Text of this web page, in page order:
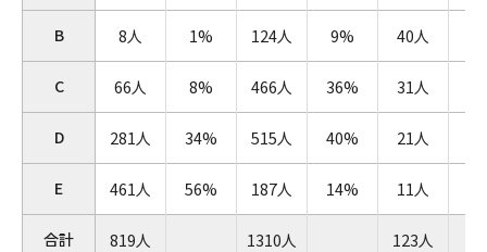
B 8人 1% 124人 9% 40人
C 66人 8% 466人 36% 31人
D 281人 34% 515人 40% 21人
E 461人 56% 187人 14% 11人
合計 819人 1310人 123人